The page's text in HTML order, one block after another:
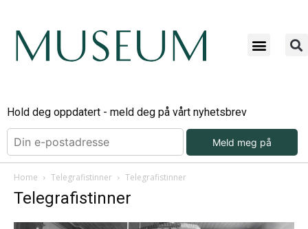
Hold deg oppdatert - meld deg på vårt nyhetsbrev
Meld meg på
Home Telegrafistinner Telegrafistinner
Telegrafistinner